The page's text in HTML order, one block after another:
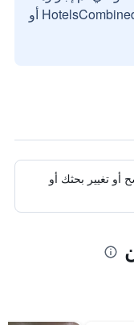
بواسطة مستخدمين حقيقيين مع HotelsCombined أو
أو تغيير بحثك أو